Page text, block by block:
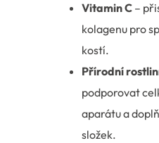
Vitamin C –
kolagenu pro
kostí.
Přírodní
podporovat
aparátu a
složek.